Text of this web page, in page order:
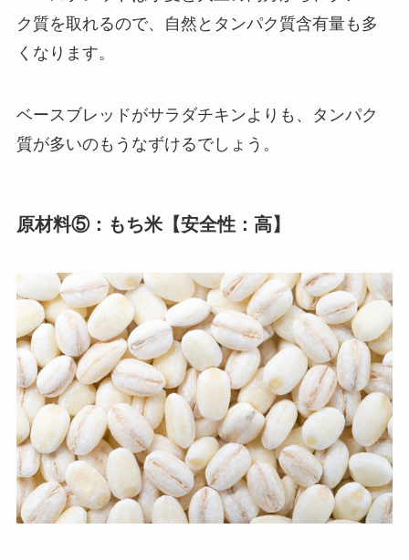
ク質を取れるので、自然とタンパク質含有量も多
くなります。
ベースブレッドがサラダチキンよりも、タンパク
質が多いのもうなずけるでしょう。
原材料⑤：もち米【安全性：高】